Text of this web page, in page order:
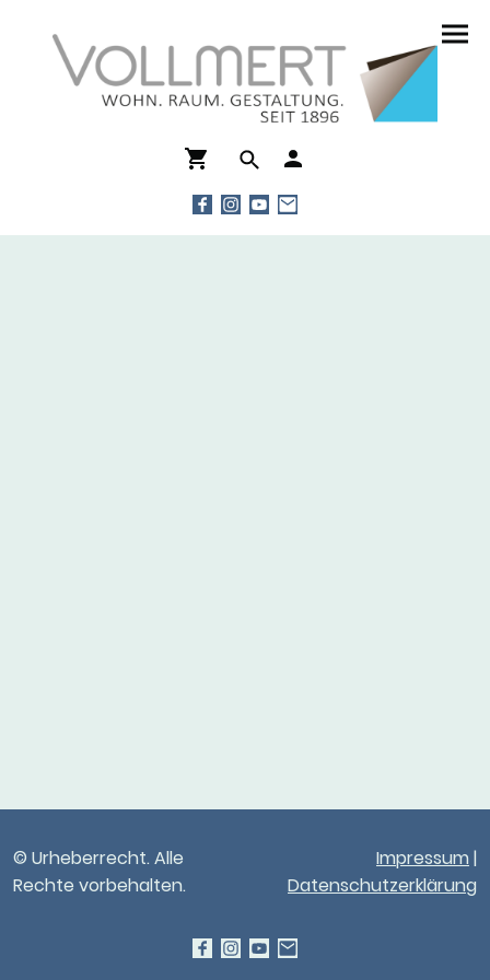
© Urheberrecht. Alle
Rechte vorbehalten.
Impressum |
Datenschutzerklärung